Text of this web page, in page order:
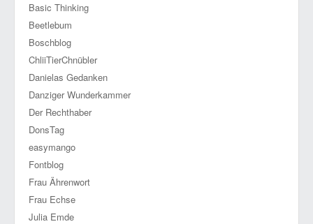
Basic Thinking
Beetlebum
Boschblog
ChliiTierChnübler
Danielas Gedanken
Danziger Wunderkammer
Der Rechthaber
DonsTag
easymango
Fontblog
Frau Ährenwort
Frau Echse
Julia Emde